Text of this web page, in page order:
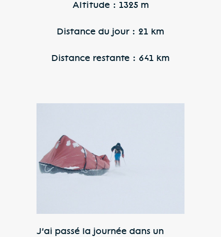
Altitude : 1325 m
Distance du jour : 21 km
Distance restante : 641 km
J’ai passé la journée dans un